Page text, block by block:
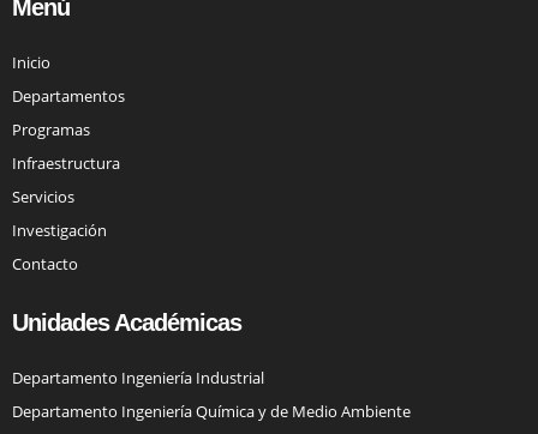
Menú
Inicio
Departamentos
Programas
Infraestructura
Servicios
Investigación
Contacto
Unidades Académicas
Departamento Ingeniería Industrial
Departamento Ingeniería Química y de Medio Ambiente